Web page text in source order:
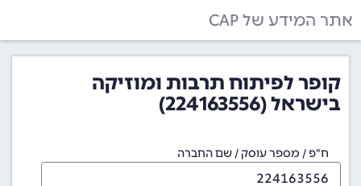
אתר המידע של CAP
קופר לפיתוח תרבות ומוזיקה
בישראל (224163556)
ח"פ / מספר עוסק / שם החברה